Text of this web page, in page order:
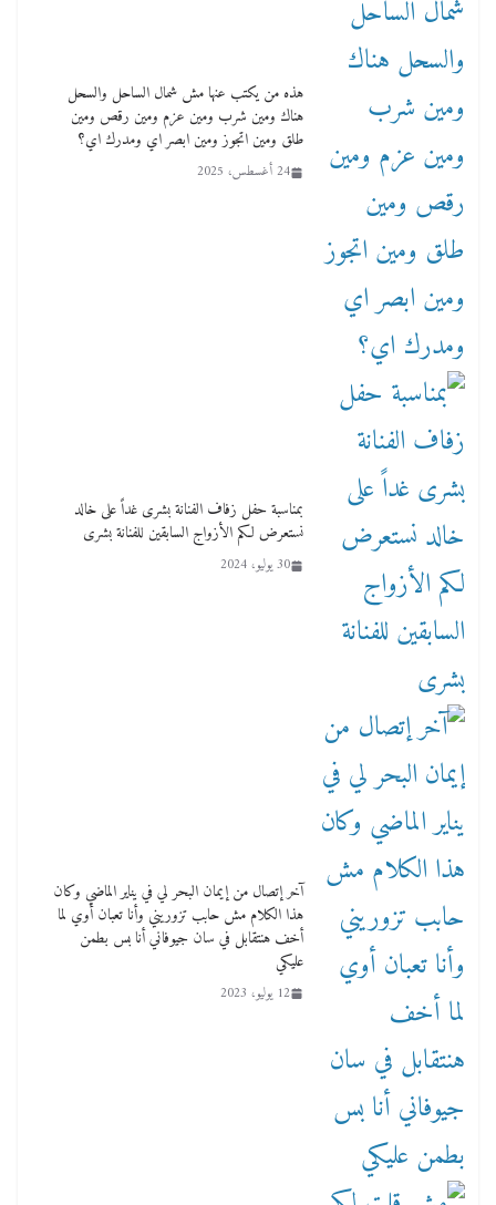
هذه من يكتب عنها مش شمال الساحل والسحل
هناك ومين شرب ومين عزم ومين رقص ومين
طلق ومين اتجوز ومين ابصر اي ومدرك اي؟
24 أغسطس، 2025
بمناسبة حفل زفاف الفنانة بشرى غداً على خالد
نستعرض لكم الأزواج السابقين للفنانة بشرى
30 يوليو، 2024
آخر إتصال من إيمان البحر لي في يناير الماضي وكان
هذا الكلام مش حابب تزوريني وأنا تعبان أوي لما
أخف هنتقابل في سان جيوفاني أنا بس بطمن
عليكي
12 يوليو، 2023